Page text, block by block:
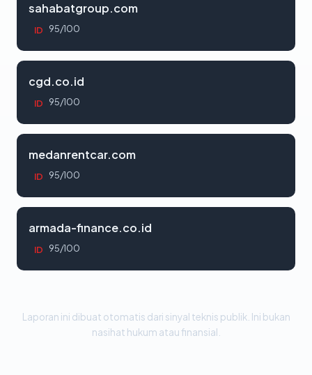
sahabatgroup.com
ID 95/100
cgd.co.id
ID 95/100
medanrentcar.com
ID 95/100
armada-finance.co.id
ID 95/100
Laporan ini dibuat otomatis dari sinyal teknis publik. Ini bukan
nasihat hukum atau finansial.